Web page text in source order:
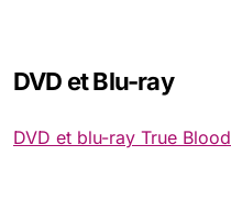
DVD et Blu-ray
DVD et blu-ray True Blood